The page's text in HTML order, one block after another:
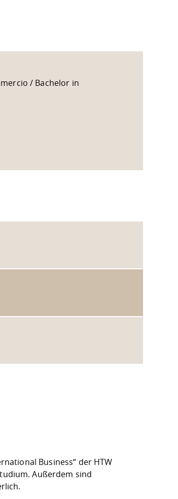
/ Bachelor in
Business“ der HTW
Außerdem sind